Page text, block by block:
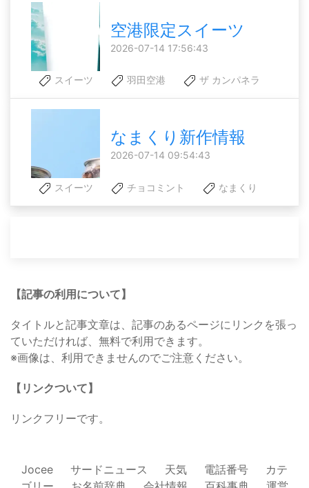
空港限定スイーツ
2026-07-14 17:56:43
スイーツ 羽田空港 ザ カンパネラ
なまくり新作情報
2026-07-14 09:54:43
スイーツ チョコミント なまくり
【記事の利用について】
タイトルと記事文章は、記事のあるページにリンクを張っ
ていただければ、無料で利用できます。
※画像は、利用できませんのでご注意ください。
【リンクついて】
リンクフリーです。
Jocee サードニュース 天気 電話番号
カテ